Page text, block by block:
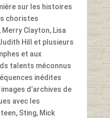
sur les histoires
choristes
Merry Clayton, Lisa
Hill et plusieurs
et aux
talents méconnus
inédites
d’archives de
avec les
Sting, Mick